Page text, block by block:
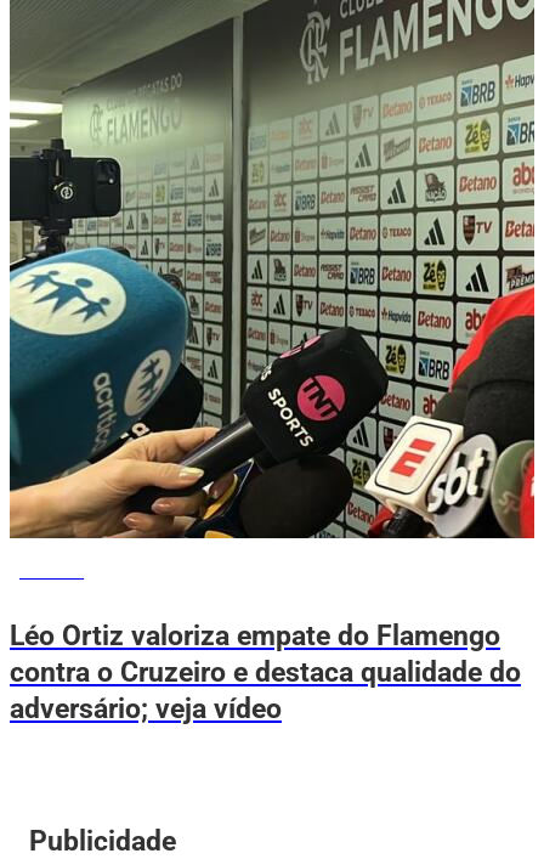
Léo Ortiz valoriza empate do Flamengo
contra o Cruzeiro e destaca qualidade do
adversário; veja vídeo
Publicidade